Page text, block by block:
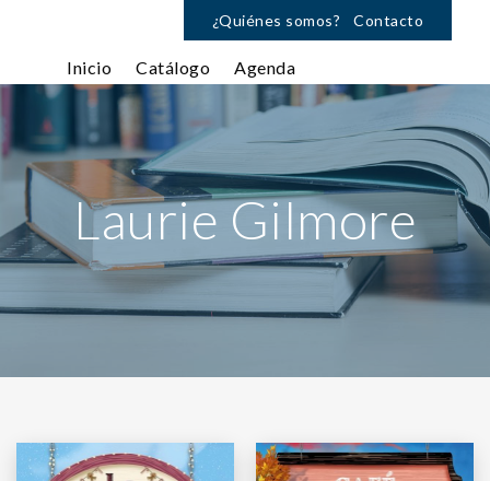
¿Quiénes somos? Contacto
Inicio Catálogo Agenda
Laurie Gilmore